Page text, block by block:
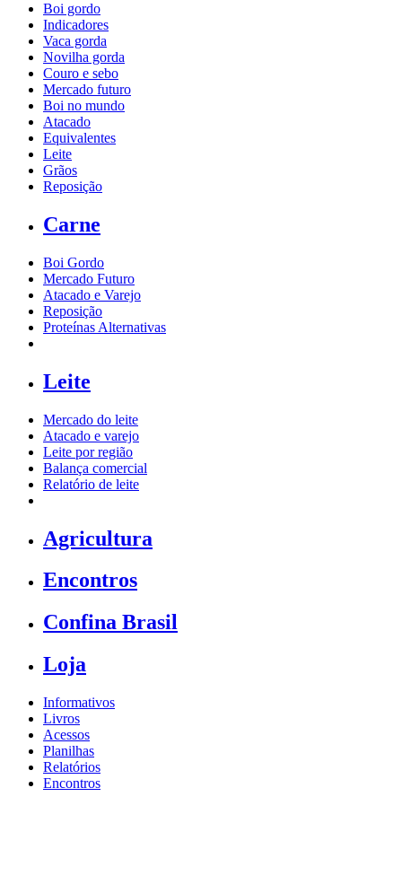
Boi gordo
Indicadores
Vaca gorda
Novilha gorda
Couro e sebo
Mercado futuro
Boi no mundo
Atacado
Equivalentes
Leite
Grãos
Reposição
Carne
Boi Gordo
Mercado Futuro
Atacado e Varejo
Reposição
Proteínas Alternativas
Leite
Mercado do leite
Atacado e varejo
Leite por região
Balança comercial
Relatório de leite
Agricultura
Encontros
Confina Brasil
Loja
Informativos
Livros
Acessos
Planilhas
Relatórios
Encontros